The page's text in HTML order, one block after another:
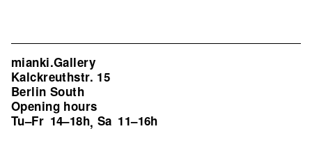
mianki.Gallery
Kalckreuthstr. 15
Berlin South
Opening hours
Tu–Fr 14–18h, Sa 11–16h